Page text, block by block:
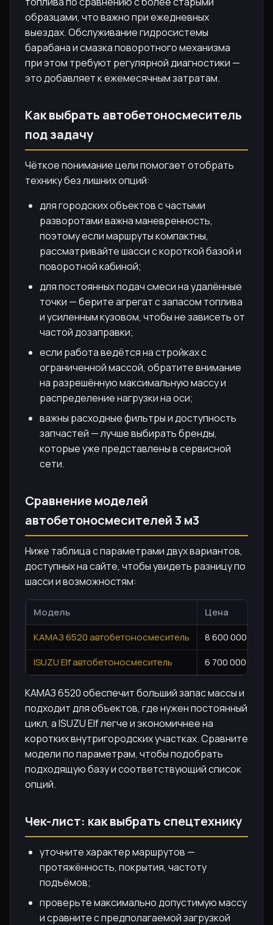
образцами, что важно при ежедневных
выездах. Обслуживание гидросистемы
барабана и смазка поворотного механизма
при этом требуют регулярной диагностики —
это добавляет к ежемесячным затратам.
Как выбрать автобетоносмеситель
под задачу
Чёткое понимание цели помогает отобрать
технику без лишних опций:
для городских объектов с частыми
разворотами важна маневренность,
поэтому если маршруты компактны,
рассматривайте шасси с короткой базой и
поворотной кабиной;
для постоянных подач смеси на удалённые
точки — берите агрегат с запасом топлива
и усиленным кузовом, чтобы не зависеть от
частой дозаправки;
если работа ведётся на стройках с
ограниченной массой, обратите внимание
на разрешённую максимальную массу и
распределение нагрузки на оси;
важны расходные фильтры и доступность
запчастей — лучше выбирать бренды,
которые уже представлены в сервисной
сети.
Сравнение моделей
автобетоносмесителей 3 м3
Ниже таблица с параметрами двух вариантов,
доступных на сайте, чтобы увидеть разницу по
шасси и возможностям:
Модель Цена
КАМАЗ 6520 автобетоносмеситель
8 600 000 ₽
ISUZU Elf автобетоносмеситель
6 700 000 ₽
КАМАЗ 6520 обеспечит больший запас массы и
подходит для объектов, где нужен постоянный
цикл, а ISUZU Elf легче и экономичнее на
коротких внутригородских участках. Сравните
модели по параметрам, чтобы подобрать
подходящую базу и соответствующий список
опций.
Чек-лист: как выбрать спецтехнику
уточните характер маршрутов —
протяжённость, покрытия, частоту
подъёмов;
проверьте максимально допустимую массу
и сравните с предполагаемой загрузкой